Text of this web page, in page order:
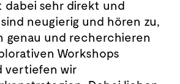
dabei sehr direkt und
neugierig und hören zu,
genau und recherchieren
Workshops
vertiefen wir